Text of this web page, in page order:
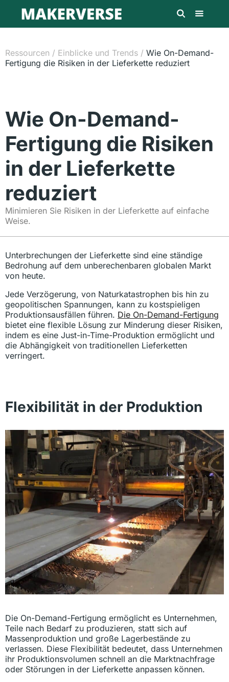
Ressourcen / Einblicke und Trends / Wie On-Demand-
Fertigung die Risiken in der Lieferkette reduziert
Wie On-Demand-
Fertigung die Risiken
in der Lieferkette
reduziert
Minimieren Sie Risiken in der Lieferkette auf einfache
Weise.
Unterbrechungen der Lieferkette sind eine ständige
Bedrohung auf dem unberechenbaren globalen Markt
von heute.
Jede Verzögerung, von Naturkatastrophen bis hin zu
geopolitischen Spannungen, kann zu kostspieligen
Produktionsausfällen führen. Die On-Demand-Fertigung
bietet eine flexible Lösung zur Minderung dieser Risiken,
indem es eine Just-in-Time-Produktion ermöglicht und
die Abhängigkeit von traditionellen Lieferketten
verringert.
Flexibilität in der Produktion
Die On-Demand-Fertigung ermöglicht es Unternehmen,
Teile nach Bedarf zu produzieren, statt sich auf
Massenproduktion und große Lagerbestände zu
verlassen. Diese Flexibilität bedeutet, dass Unternehmen
ihr Produktionsvolumen schnell an die Marktnachfrage
oder Störungen in der Lieferkette anpassen können.